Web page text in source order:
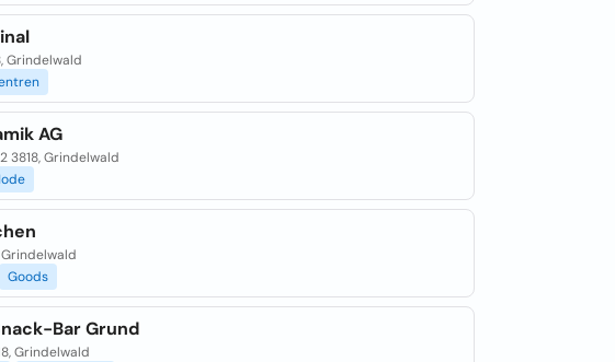
Grindelwald
AG
3818, Grindelwald
Grindelwald
Goods
Bar Grund
Grindelwald